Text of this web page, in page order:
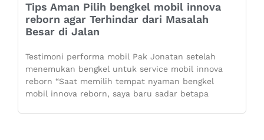
Tips Aman Pilih bengkel mobil innova
reborn agar Terhindar dari Masalah
Besar di Jalan
Testimoni performa mobil Pak Jonatan setelah
menemukan bengkel untuk service mobil innova
reborn “Saat memilih tempat nyaman bengkel
mobil innova reborn, saya baru sadar betapa